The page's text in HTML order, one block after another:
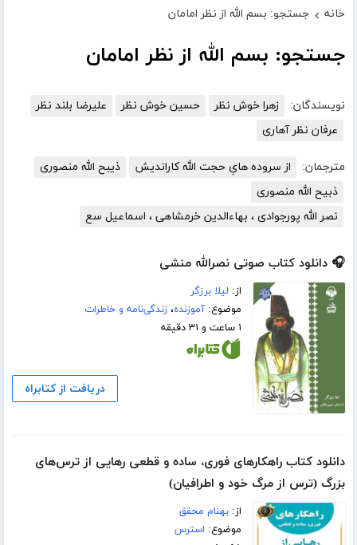
خانه › جستجو: بسم الله از نظر امامان
جستجو: بسم الله از نظر امامان
نویسندگان: زهرا خوش نظر حسین خوش نظر
علیرضا بلند نظر
عرفان نظر آهاری
مترجمان: از سروده هایِ حجت الله کاراندیش
ذیبح الله منصوری
ذبیح الله منصوری
نصر الله پورجوادی ، بهاءالدین خرمشاهی ، اسماعیل سع
🎧 دانلود کتاب صوتی نصرالله منشی
از: لیلا برزگر
موضوع:آموزنده،زندگی‌نامه و خاطرات
۱ ساعت و ۳۱ دقیقه
دریافت از کتابراه
دانلود کتاب راهکارهای فوری، ساده و قطعی رهایی از ترس‌های
بزرگ (ترس از مرگ خود و اطرافیان)
از:بهنام محقق
موضوع: استرس